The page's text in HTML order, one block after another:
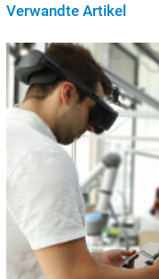
Verwandte Artikel